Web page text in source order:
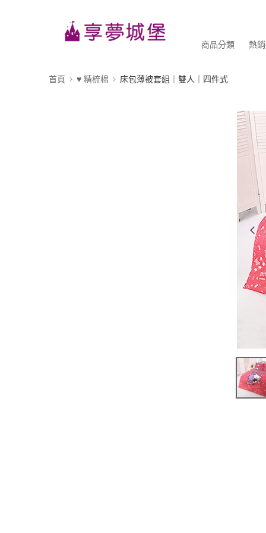
商品分類 熱
首頁 ♥ 精梳棉 床包薄被套組｜雙人｜四件式